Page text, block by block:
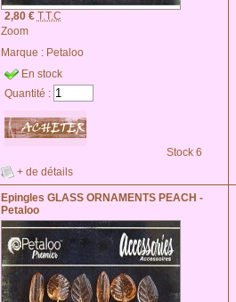
2,80 € T.T.C
Zoom
Marque : Petaloo
En stock
Quantité :
Stock 6
+ de détails
Epingles GLASS ORNAMENTS PEACH -
Petaloo